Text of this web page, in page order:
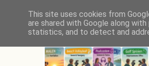
This site uses cookies from
are shared with Google along
statistics, and to detect and